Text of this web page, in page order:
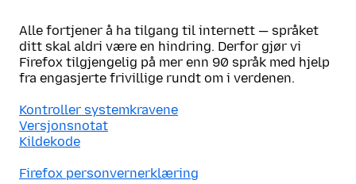
Alle fortjener å ha tilgang til internett — språket
ditt skal aldri være en hindring. Derfor gjør vi
Firefox tilgjengelig på mer enn 90 språk med hjelp
fra engasjerte frivillige rundt om i verdenen.
Kontroller systemkravene
Versjonsnotat
Kildekode
Firefox personvernerklæring